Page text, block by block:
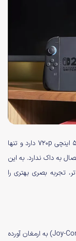
کوچک‌ترین مدل، سوییچ لایت، صفحه نمایش ۵.۵ اینچی ۷۲۰p دارد و تنها
به داک ندارد. به این
بالاتر، تجربه بصری بهتری را
سوییچ ۲ ویژگی‌های جالبی در کنترلرهای جوی‌کان (Joy-Con) به ارمغان آورده